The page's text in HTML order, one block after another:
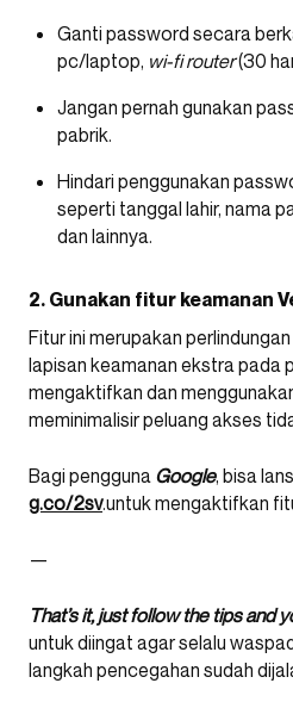
Ganti password secara
pc/laptop, wi-fi router(30
Jangan pernah gunakan
pabrik.
Hindari penggunakan
seperti tanggal lahir, nama
dan lainnya.
2. Gunakan fitur keamanan
Fitur ini merupakan
lapisan keamanan ekstra pada
mengaktifkan dan
meminimalisir peluang akses
Bagi pengguna Google, bisa
g.co/2sv.untuk mengaktifkan
—
That’s it, just follow the tips and
untuk diingat agar selalu
langkah pencegahan sudah